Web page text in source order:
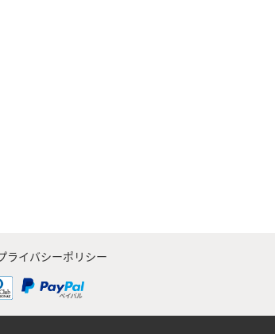
ライバシーポリシー